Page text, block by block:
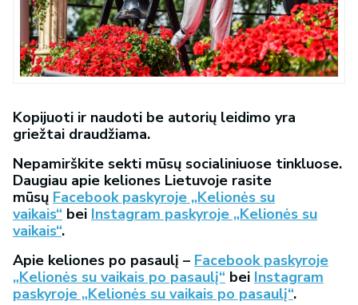
Kopijuoti ir naudoti be autorių leidimo yra
griežtai draudžiama.
Nepamirškite sekti mūsų socialiniuose tinkluose.
Daugiau apie keliones Lietuvoje rasite
mūsų Facebook paskyroje „Kelionės su
vaikais“ bei Instagram paskyroje „Kelionės su
vaikais“.
Apie keliones po pasaulį – Facebook paskyroje
„Kelionės su vaikais po pasaulį“ bei Instagram
paskyroje „Kelionės su vaikais po pasaulį“.